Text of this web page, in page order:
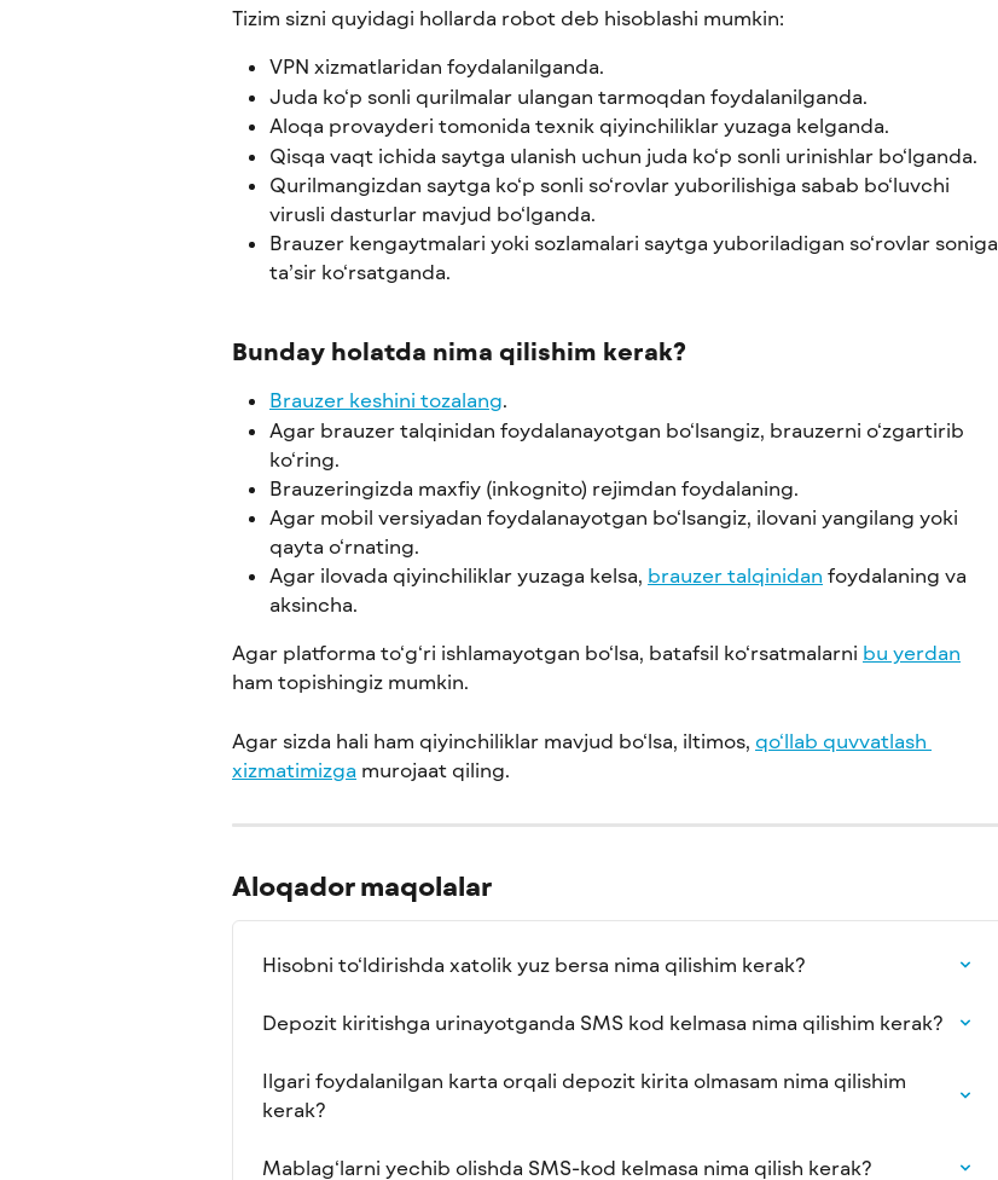
Tizim sizni quyidagi hollarda robot deb hisoblashi mumkin:
VPN xizmatlaridan foydalanilganda.
Juda ko‘p sonli qurilmalar ulangan tarmoqdan foydalanilganda.
Aloqa provayderi tomonida texnik qiyinchiliklar yuzaga kelganda.
Qisqa vaqt ichida saytga ulanish uchun juda ko‘p sonli urinishlar bo‘lganda.
Qurilmangizdan saytga ko‘p sonli so‘rovlar yuborilishiga sabab bo‘luvchi
virusli dasturlar mavjud bo‘lganda.
Brauzer kengaytmalari yoki sozlamalari saytga yuboriladigan so‘rovlar soniga
ta’sir ko‘rsatganda.
Bunday holatda nima qilishim kerak?
Brauzer keshini tozalang.
Agar brauzer talqinidan foydalanayotgan bo‘lsangiz, brauzerni o‘zgartirib
ko‘ring.
Brauzeringizda maxfiy (inkognito) rejimdan foydalaning.
Agar mobil versiyadan foydalanayotgan bo‘lsangiz, ilovani yangilang yoki
qayta o‘rnating.
Agar ilovada qiyinchiliklar yuzaga kelsa, brauzer talqinidan foydalaning va
aksincha.
Agar platforma to‘g‘ri ishlamayotgan bo‘lsa, batafsil ko‘rsatmalarni bu yerdan
ham topishingiz mumkin.
Agar sizda hali ham qiyinchiliklar mavjud bo‘lsa, iltimos, qo‘llab quvvatlash
xizmatimizga murojaat qiling.
Aloqador maqolalar
Hisobni to‘ldirishda xatolik yuz bersa nima qilishim kerak?
Depozit kiritishga urinayotganda SMS kod kelmasa nima qilishim kerak?
Ilgari foydalanilgan karta orqali depozit kirita olmasam nima qilishim
kerak?
Mablag‘larni yechib olishda SMS-kod kelmasa nima qilish kerak?